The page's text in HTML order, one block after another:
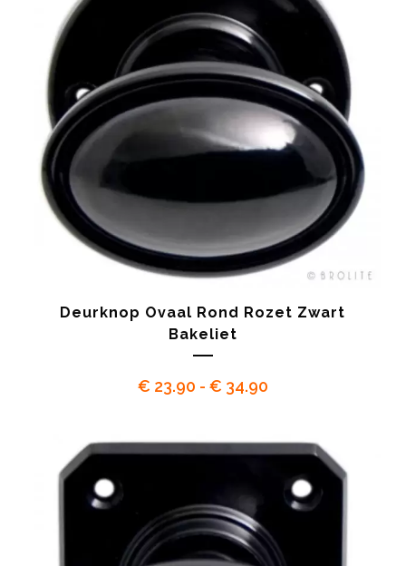
Deurknop Ovaal Rond Rozet Zwart
Bakeliet
€ 23.90 - € 34.90Prijsklasse:
€ 34.90